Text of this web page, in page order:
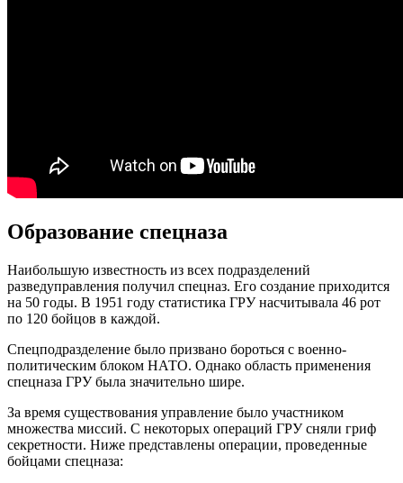
Образование спецназа
Наибольшую известность из всех подразделений
разведуправления получил спецназ. Его создание приходится
на 50 годы. В 1951 году статистика ГРУ насчитывала 46 рот
по 120 бойцов в каждой.
Спецподразделение было призвано бороться с военно-
политическим блоком НАТО. Однако область применения
спецназа ГРУ была значительно шире.
За время существования управление было участником
множества миссий. С некоторых операций ГРУ сняли гриф
секретности. Ниже представлены операции, проведенные
бойцами спецназа: